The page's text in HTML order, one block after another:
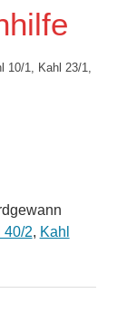
10/1, Kahl 23/1,
40/2, Kahl